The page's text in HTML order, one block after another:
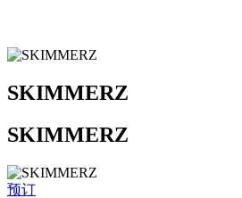
SKIMMERZ
SKIMMERZ
预订